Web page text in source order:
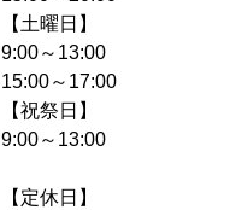
【土曜日】
9:00～13:00
15:00～17:00
【祝祭日】
9:00～13:00
【定休日】